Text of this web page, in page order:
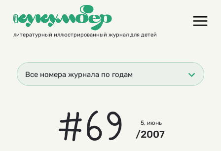
contentлитературный иллюстрированный журнал для детей
Все номера журнала по годам
#69 5, июнь
/2007